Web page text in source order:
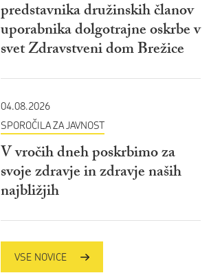
predstavnika družinskih članov
uporabnika dolgotrajne oskrbe v
svet Zdravstveni dom Brežice
04.08.2026
SPOROČILA ZA JAVNOST
V vročih dneh poskrbimo za
svoje zdravje in zdravje naših
najbližjih
VSE NOVICE